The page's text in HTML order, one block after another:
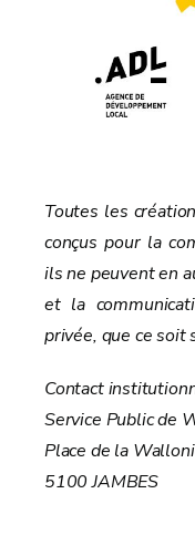
Toutes les
conçus pour la
ils ne peuvent en
et la
privée, que ce
Contact
Service Public de
Place de la
5100 JAMBES